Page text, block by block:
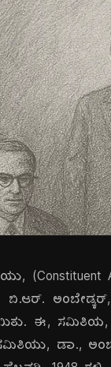
(Constituent
ಬಿ.ಆರ್.
ಈ, ಸಮಿತಿಯ,
ಡಾ.,